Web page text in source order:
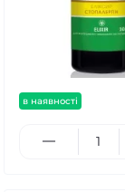
в наявності